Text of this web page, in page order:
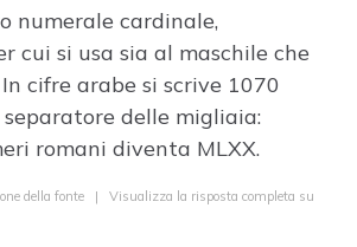
numerale cardinale,
cui si usa sia al maschile che
cifre arabe si scrive 1070
delle migliaia:
romani diventa MLXX.
della fonte | Visualizza la risposta completa su